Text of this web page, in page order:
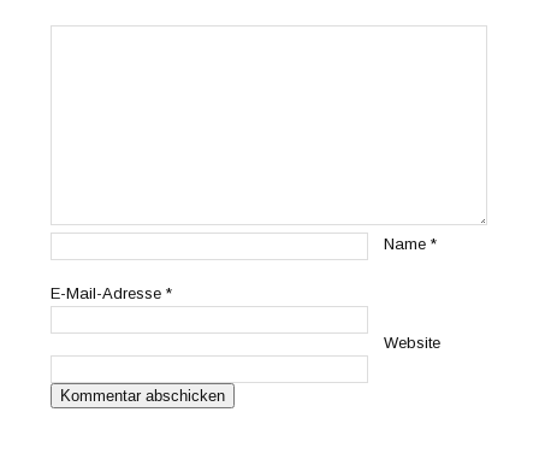
Name*
E-Mail-Adresse*
Website